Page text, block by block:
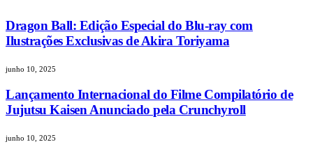
Dragon Ball: Edição Especial do Blu-ray com
Ilustrações Exclusivas de Akira Toriyama
junho 10, 2025
Lançamento Internacional do Filme Compilatório de
Jujutsu Kaisen Anunciado pela Crunchyroll
junho 10, 2025